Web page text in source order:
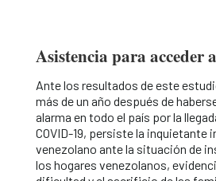
Asistencia para acceder
Ante los resultados de este
más de un año después de
alarma en todo el país por la
COVID-19, persiste la inquietante
venezolano ante la situación de
los hogares venezolanos,